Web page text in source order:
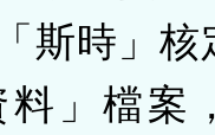
斯時」核
」檔案